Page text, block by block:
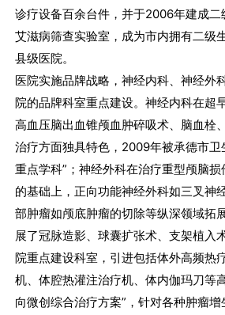
诊疗设备百余台件，并于2006年建成二
艾滋病筛查实验室，成为市内拥有二级
县级医院。
医院实施品牌战略，神经内科、神经外
院的品牌科室重点建设。神经内科在超
高血压脑出血锥颅血肿碎吸术、脑血栓
治疗方面独具特色，2009年被承德市卫
重点学科”；神经外科在治疗重型颅脑
的基础上，正向功能神经外科如三叉神
部肿瘤如颅底肿瘤的切除等纵深领域拓
展了冠脉造影、球囊扩张术、支架植入
院重点建设科室，引进包括体外高频热
机、体腔热灌注治疗机、体内伽玛刀等
向微创综合治疗方案”，针对各种肿瘤增